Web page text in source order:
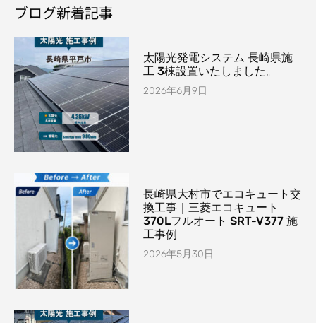
ブログ新着記事
太陽光発電システム 長崎県施
工 3棟設置いたしました。
2026年6月9日
長崎県大村市でエコキュート交
換工事｜三菱エコキュート
370Lフルオート SRT-V377 施
工事例
2026年5月30日